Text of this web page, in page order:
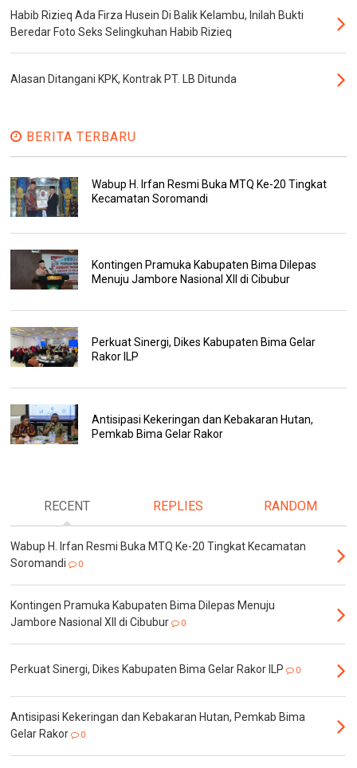
Habib Rizieq Ada Firza Husein Di Balik Kelambu, Inilah Bukti
Beredar Foto Seks Selingkuhan Habib Rizieq
Alasan Ditangani KPK, Kontrak PT. LB Ditunda
BERITA TERBARU
Wabup H. Irfan Resmi Buka MTQ Ke-20 Tingkat
Kecamatan Soromandi
Kontingen Pramuka Kabupaten Bima Dilepas
Menuju Jambore Nasional XII di Cibubur
Perkuat Sinergi, Dikes Kabupaten Bima Gelar
Rakor ILP
Antisipasi Kekeringan dan Kebakaran Hutan,
Pemkab Bima Gelar Rakor
RECENT REPLIES RANDOM
Wabup H. Irfan Resmi Buka MTQ Ke-20 Tingkat Kecamatan
Soromandi
0
Kontingen Pramuka Kabupaten Bima Dilepas Menuju
Jambore Nasional XII di Cibubur
0
Perkuat Sinergi, Dikes Kabupaten Bima Gelar Rakor ILP 0
Antisipasi Kekeringan dan Kebakaran Hutan, Pemkab Bima
Gelar Rakor
0